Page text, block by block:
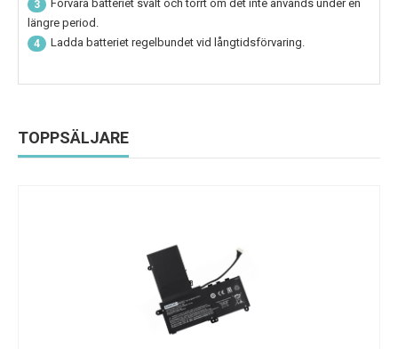
3
Förvara batteriet svalt och torrt om det inte används under en
längre period.
4 Ladda batteriet regelbundet vid långtidsförvaring.
TOPPSÄLJARE